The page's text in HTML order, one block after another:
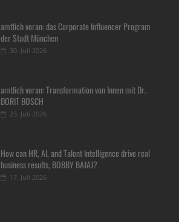
amtlich voran: das Corporate Influencer Program
der Stadt München
30. Juli 2026
amtlich voran: Transformation von Innen mit Dr.
DORIT BOSCH
23. Juli 2026
How can HR, AI, and Talent Intelligence drive real
business results, BOBBY BAJAJ?
17. Juli 2026